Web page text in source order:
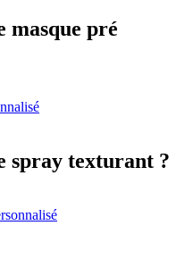
masque pré
spray texturant ?